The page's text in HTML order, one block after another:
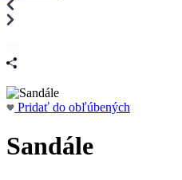
Pridať do obľúbených
Sandále